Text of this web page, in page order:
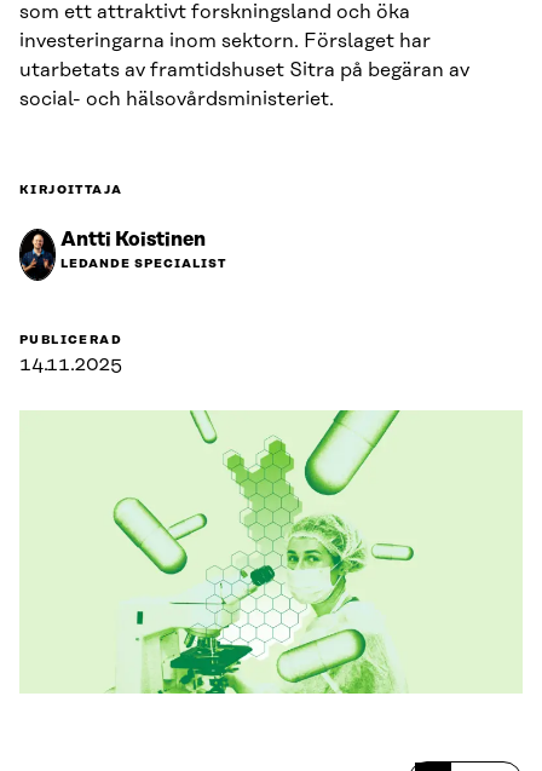
som ett attraktivt forskningsland och öka
investeringarna inom sektorn. Förslaget har
utarbetats av framtidshuset Sitra på begäran av
social- och hälsovårdsministeriet.
KIRJOITTAJA
Antti Koistinen
LEDANDE SPECIALIST
PUBLICERAD
14.11.2025